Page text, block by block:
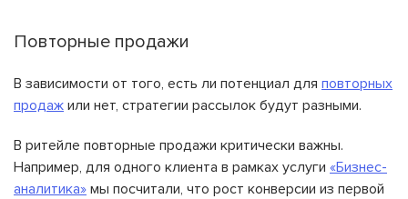
Повторные продажи
В зависимости от того, есть ли потенциал для повторных
продаж или нет, стратегии рассылок будут разными.
В ритейле повторные продажи критически важны.
Например, для одного клиента в рамках услуги «Бизнес-
аналитика» мы посчитали, что рост конверсии из первой